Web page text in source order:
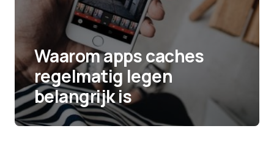
Waarom apps caches
regelmatig legen
belangrijk is